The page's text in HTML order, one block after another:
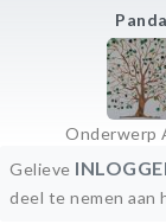
Panda
Onderwerp
Gelieve
deel te nemen aan